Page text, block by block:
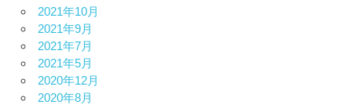
2021年10月
2021年9月
2021年7月
2021年5月
2020年12月
2020年8月